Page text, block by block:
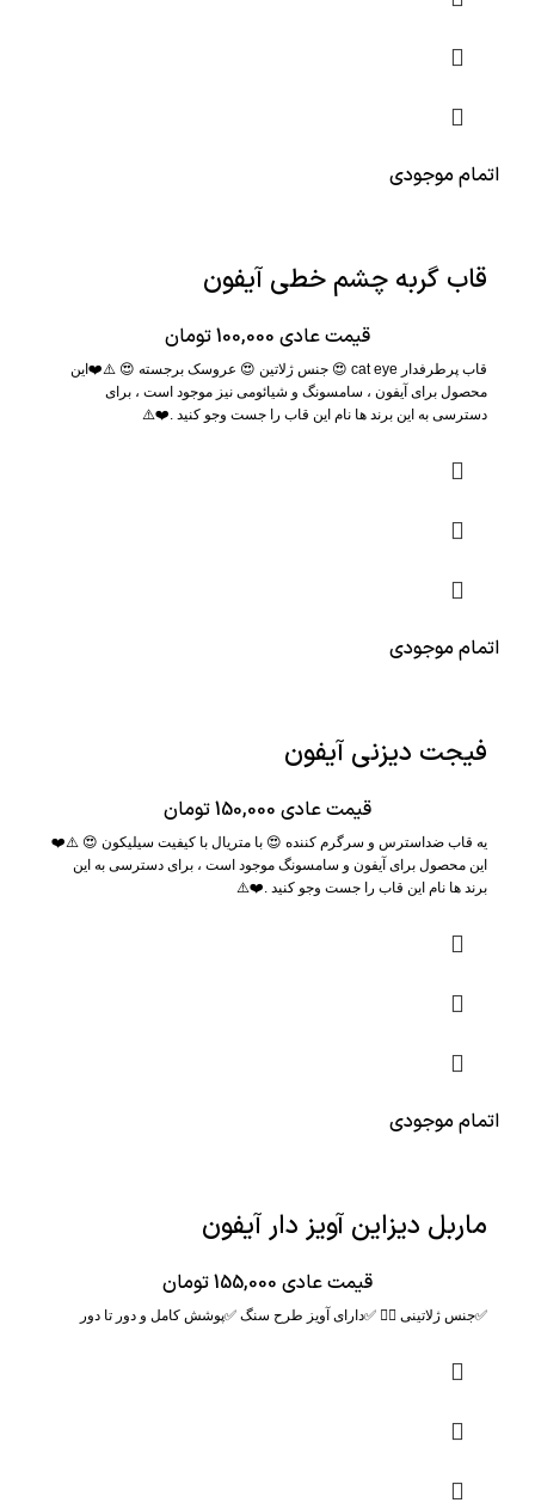
اتمام موجودی
قاب گربه چشم خطی آیفون
قیمت عادی 100,000تومان
قاب پرطرفدار cat eye 😍 جنس ژلاتین 😍 عروسک برجسته 😍 ⚠️❤️این
محصول برای آیفون ، سامسونگ و شیائومی نیز موجود است ، برای
دسترسی به این برند ها نام این قاب را جست وجو کنید .❤️⚠️
اتمام موجودی
فیجت دیزنی آیفون
قیمت عادی 150,000تومان
یه قاب ضداسترس و سرگرم کننده 😍 با متریال با کیفیت سیلیکون 😍 ⚠️❤️
این محصول برای آیفون و سامسونگ موجود است ، برای دسترسی به این
برند ها نام این قاب را جست وجو کنید .❤️⚠️
اتمام موجودی
ماربل دیزاین آویز دار آیفون
قیمت عادی 155,000تومان
✅جنس ‌ژلاتینی 👌🏻 ✅دارای آویز طرح سنگ ✅پوشش کامل و دور تا دور